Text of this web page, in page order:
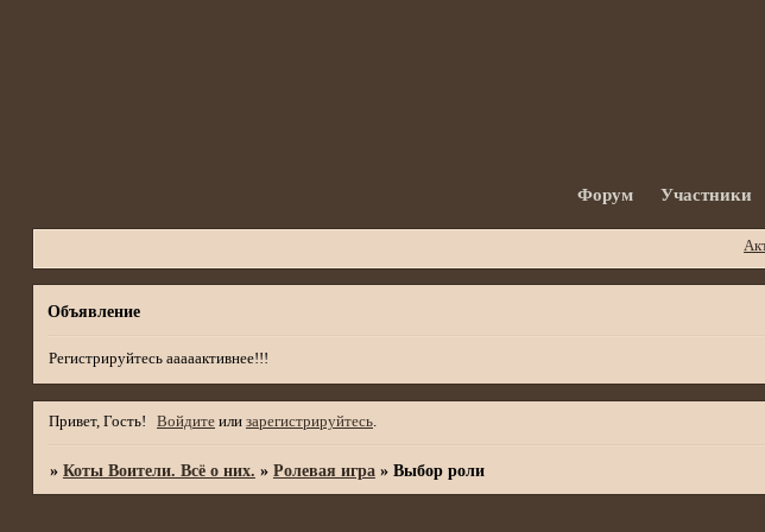
Форум Участники
Объявление
Регистрируйтесь ааааактивнее!!!
Привет, Гость! Войдите или зарегистрируйтесь.
» Коты Воители. Всё о них. » Ролевая игра » Выбор роли